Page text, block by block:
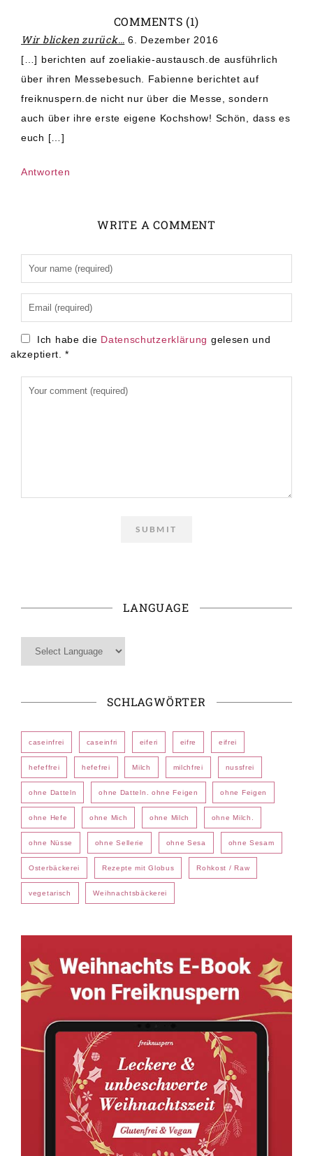
COMMENTS (1)
Wir blicken zurück… 6. Dezember 2016
[…] berichten auf zoeliakie-austausch.de ausführlich
über ihren Messebesuch. Fabienne berichtet auf
freiknuspern.de nicht nur über die Messe, sondern
auch über ihre erste eigene Kochshow! Schön, dass es
euch […]
Antworten
WRITE A COMMENT
Ich habe die Datenschutzerklärung gelesen und
akzeptiert.
*
LANGUAGE
SCHLAGWÖRTER
caseinfrei caseinfri eiferi eifre eifrei
hefeffrei hefefrei Milch milchfrei nussfrei
ohne Datteln ohne Datteln. ohne Feigen ohne Feigen
ohne Hefe ohne Mich ohne Milch ohne Milch.
ohne Nüsse ohne Sellerie ohne Sesa ohne Sesam
Osterbäckerei Rezepte mit Globus Rohkost / Raw
vegetarisch Weihnachtsbäckerei